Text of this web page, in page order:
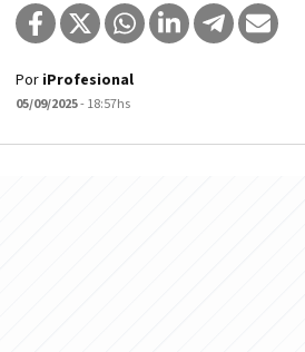
Por iProfesional
05/09/2025- 18:57hs